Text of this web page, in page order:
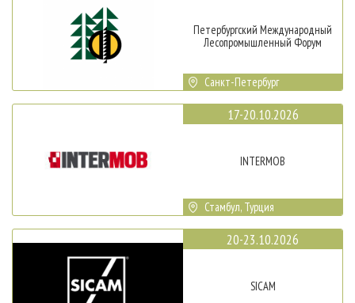
Петербургский Международный
Лесопромышленный Форум
Санкт-Петербург
17-20.10.2026
INTERMOB
Стамбул, Турция
20-23.10.2026
SICAM